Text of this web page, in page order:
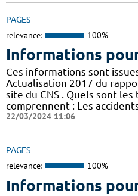
PAGES
relevance: 100%
Informations
Ces informations sont
Actualisation 2017 du
site du CNS . Quels sont les
comprennent : Les
22/03/2024 11:06
PAGES
relevance: 100%
Informations